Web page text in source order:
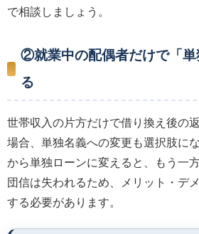
で相談しましょう。
②就業中の配偶者だけで「単
る
世帯収入の片方だけで借り換え後の
場合、単独名義への変更も選択肢に
から単独ローンに変えると、もう一
団信は失われるため、メリット・デ
する必要があります。